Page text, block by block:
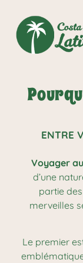
ENTRE
Voyager
d’une
partie
merveilles
Le premier